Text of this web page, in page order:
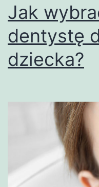
Jak
dentystę
dziecka?